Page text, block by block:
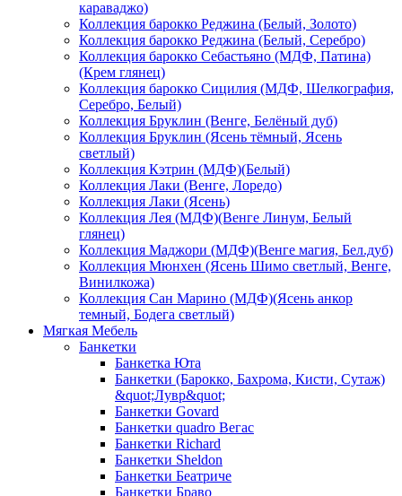
караваджо)
Коллекция барокко Реджина (Белый, Золото)
Коллекция барокко Реджина (Белый, Серебро)
Коллекция барокко Себастьяно (МДФ, Патина)
(Крем глянец)
Коллекция барокко Сицилия (МДФ, Шелкография,
Серебро, Белый)
Коллекция Бруклин (Венге, Белёный дуб)
Коллекция Бруклин (Ясень тёмный, Ясень
светлый)
Коллекция Кэтрин (МДФ)(Белый)
Коллекция Лаки (Венге, Лоредо)
Коллекция Лаки (Ясень)
Коллекция Лея (МДФ)(Венге Линум, Белый
глянец)
Коллекция Маджори (МДФ)(Венге магия, Бел.дуб)
Коллекция Мюнхен (Ясень Шимо светлый, Венге,
Винилкожа)
Коллекция Сан Марино (МДФ)(Ясень анкор
темный, Бодега светлый)
Мягкая Мебель
Банкетки
Банкетка Юта
Банкетки (Барокко, Бахрома, Кисти, Сутаж)
&quot;Лувр&quot;
Банкетки Govard
Банкетки quadro Вегас
Банкетки Richard
Банкетки Sheldon
Банкетки Беатриче
Банкетки Браво